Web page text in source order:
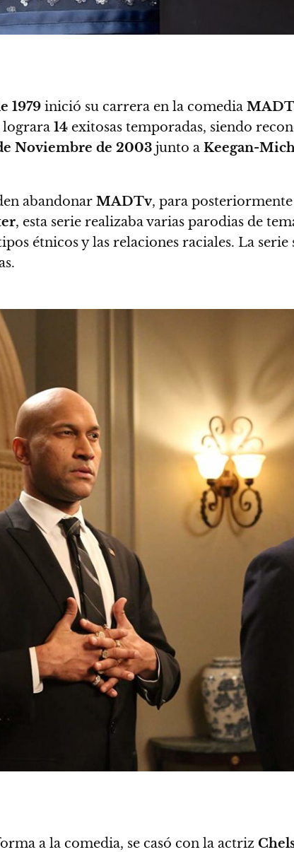
1979 inició su carrera en la comedia
lograra 14 exitosas temporadas, siendo
Noviembre de 2003 junto a Keegan-
abandonar MADTv, para
, esta serie realizaba varias parodias de
étnicos y las relaciones raciales. La serie
a la comedia, se casó con la actriz